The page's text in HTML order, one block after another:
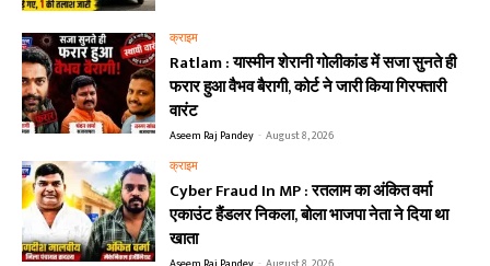
क्राइम
Ratlam : यास्मीन शेरानी गोलीकांड में सजा सुनते ही
फरार हुआ वैभव बैरागी, कोर्ट ने जारी किया गिरफ्तारी
वारंट
Aseem Raj Pandey - August 8, 2026
क्राइम
Cyber Fraud In MP : रतलाम का अंकित वर्मा
एकाउंट हैंडलर निकला, बोला भाजपा नेता ने दिया था
खाता